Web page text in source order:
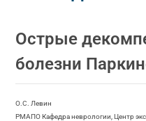
Острые
болезни
О.С. Левин
РМАПО Кафедра неврологии, Центр